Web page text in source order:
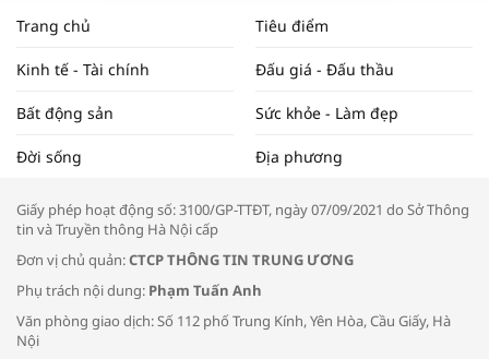
NAM NĂM 2024 VÀ NĂM 2025 | NHỊP
ĐẬP THỊ TRƯỜNG #62
Tọa đàm “Xúc tiến thương mại: Khơi
Bác sĩ tư vấn cách phòng tránh bệnh
đường hô hấp trong thời tiết giao mùa
Trang chủ Tiêu điểm
Kinh tế - Tài chính Đấu giá - Đấu thầu
Bất động sản Sức khỏe - Làm đẹp
Đời sống Địa phương
Giấy phép hoạt động số: 3100/GP-TTĐT, ngày 07/09/2021 do Sở Thông
tin và Truyền thông Hà Nội cấp
Đơn vị chủ quản:CTCP THÔNG TIN TRUNG ƯƠNG
Phụ trách nội dung: Phạm Tuấn Anh
Văn phòng giao dịch: Số 112 phố Trung Kính, Yên Hòa, Cầu Giấy, Hà
Nội